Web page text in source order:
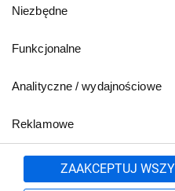
zgody
Niezbędne
Funkcjonalne
Analityczne / wydajnościowe
Reklamowe
ZAAKCEPTUJ
801 500 700